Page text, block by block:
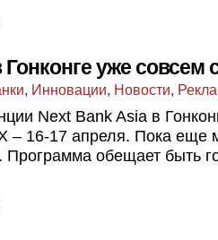
уже совсем
, Инновации, Новости,
Next Bank Asia в
– 16-17 апреля. Пока еще
Программа обещает быть